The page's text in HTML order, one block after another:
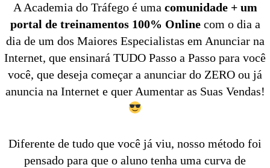
A Academia do Tráfego é umacomunidade + um
portal de treinamentos 100% Onlinecom o dia a
dia de um dos Maiores Especialistas em Anunciar na
Internet, que ensinará TUDO Passo a Passo para você
você, que deseja começar a anunciar do ZERO ou já
anuncia na Internet e quer Aumentar as Suas Vendas!
Diferente de tudo que você já viu, nosso método foi
pensado para que o aluno tenha uma curva de